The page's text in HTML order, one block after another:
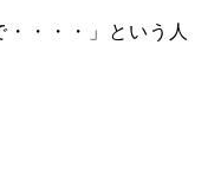
・・・・」という人